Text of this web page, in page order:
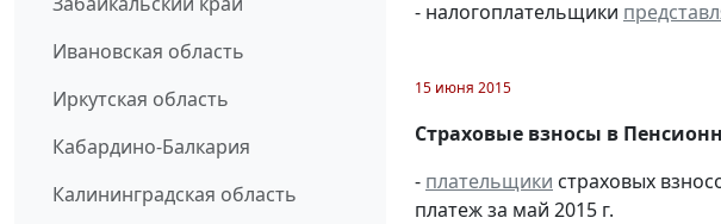
Ивановская область
Иркутская область
Кабардино-Балкария
Калининградская область
- налогоплательщики
15 июня 2015
Страховые взносы в
- плательщики страховых
платеж за май 2015 г.